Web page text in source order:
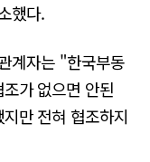
했다.
계자는 "한국부동
가 없으면 안된
만 전혀 협조하지